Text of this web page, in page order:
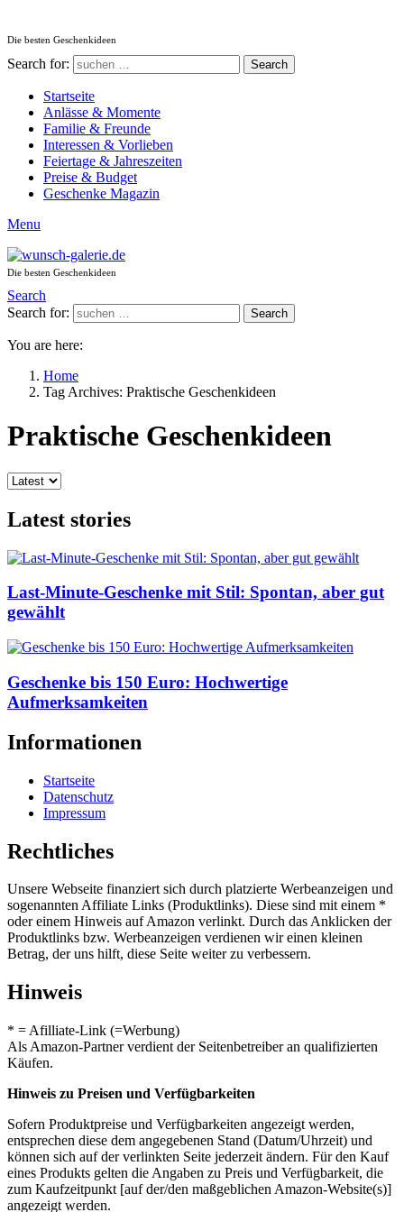
Die besten Geschenkideen
Search for: Search
Startseite
Anlässe & Momente
Familie & Freunde
Interessen & Vorlieben
Feiertage & Jahreszeiten
Preise & Budget
Geschenke Magazin
Menu
Die besten Geschenkideen
Search
Search for:
Search
You are here:
Home
Tag Archives: Praktische Geschenkideen
Praktische Geschenkideen
Latest stories
Last-Minute-Geschenke mit Stil: Spontan, aber gut
gewählt
Geschenke bis 150 Euro: Hochwertige
Aufmerksamkeiten
Informationen
Startseite
Datenschutz
Impressum
Rechtliches
Unsere Webseite finanziert sich durch platzierte Werbeanzeigen und
sogenannten Affiliate Links (Produktlinks). Diese sind mit einem *
oder einem Hinweis auf Amazon verlinkt. Durch das Anklicken der
Produktlinks bzw. Werbeanzeigen verdienen wir einen kleinen
Betrag, der uns hilft, diese Seite weiter zu verbessern.
Hinweis
* = Afilliate-Link (=Werbung)
Als Amazon-Partner verdient der Seitenbetreiber an qualifizierten
Käufen.
Hinweis zu Preisen und Verfügbarkeiten
Sofern Produktpreise und Verfügbarkeiten angezeigt werden,
entsprechen diese dem angegebenen Stand (Datum/Uhrzeit) und
können sich auf der verlinkten Seite jederzeit ändern. Für den Kauf
eines Produkts gelten die Angaben zu Preis und Verfügbarkeit, die
zum Kaufzeitpunkt [auf der/den maßgeblichen Amazon-Website(s)]
angezeigt werden.